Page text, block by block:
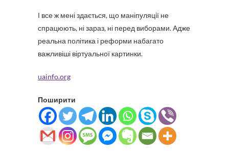
І все ж мені здається, що маніпуляції не
спрацюють, ні зараз, ні перед виборами. Адже
реальна політика і реформи набагато
важливіші віртуальної картинки.
uainfo.org
Поширити